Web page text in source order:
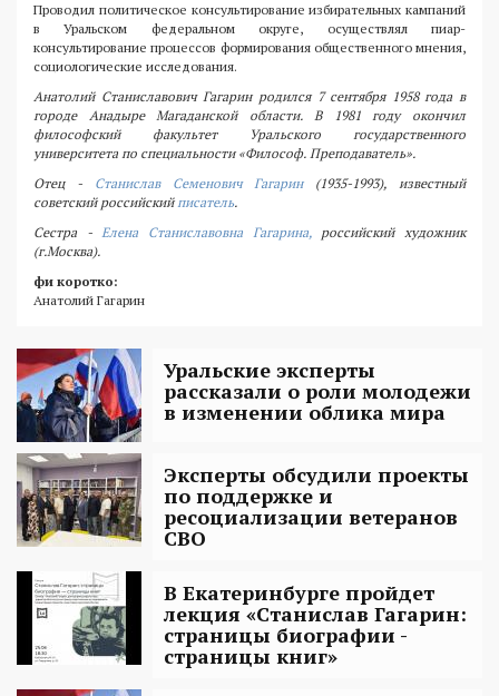
Проводил политическое консультирование избирательных кампаний
в Уральском федеральном округе, осуществлял пиар-
консультирование процессов формирования общественного мнения,
социологические исследования.
Анатолий Станиславович Гагарин родился 7 сентября 1958 года в
городе Анадыре Магаданской области. В 1981 году окончил
философский факультет Уральского государственного
университета по специальности «Философ. Преподаватель».
Отец - Станислав Семенович Гагарин(1935-1993), известный
советский российскийписатель.
Сестра -Елена Станиславовна Гагарина,российский художник
(г.Москва).
фи коротко:
Анатолий Гагарин
Уральские эксперты
рассказали о роли молодежи
в изменении облика мира
Эксперты обсудили проекты
по поддержке и
ресоциализации ветеранов
СВО
В Екатеринбурге пройдет
лекция «Станислав Гагарин:
страницы биографии -
страницы книг»